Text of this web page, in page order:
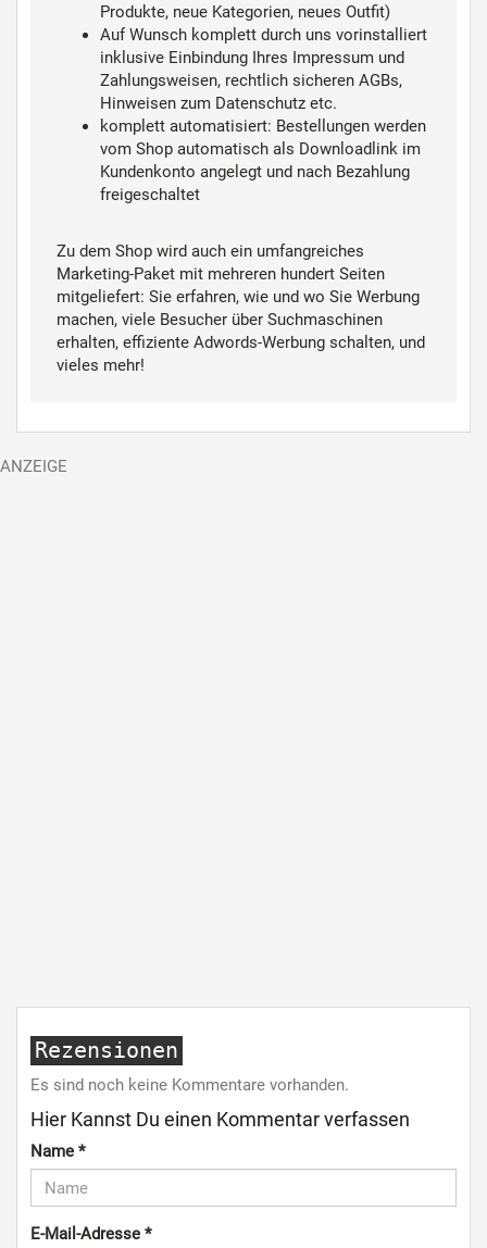
Produkte, neue Kategorien, neues Outfit)
Auf Wunsch komplett durch uns vorinstalliert
inklusive Einbindung Ihres Impressum und
Zahlungsweisen, rechtlich sicheren AGBs,
Hinweisen zum Datenschutz etc.
komplett automatisiert: Bestellungen werden
vom Shop automatisch als Downloadlink im
Kundenkonto angelegt und nach Bezahlung
freigeschaltet
Zu dem Shop wird auch ein umfangreiches
Marketing-Paket mit mehreren hundert Seiten
mitgeliefert: Sie erfahren, wie und wo Sie Werbung
machen, viele Besucher über Suchmaschinen
erhalten, effiziente Adwords-Werbung schalten, und
vieles mehr!
Rezensionen
Es sind noch keine Kommentare vorhanden.
Hier Kannst Du einen Kommentar verfassen
Name *
E-Mail-Adresse *